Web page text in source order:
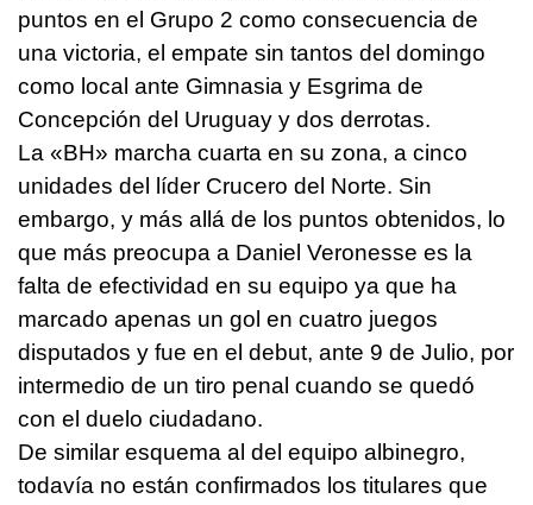
puntos en el Grupo 2 como consecuencia de
una victoria, el empate sin tantos del domingo
como local ante Gimnasia y Esgrima de
Concepción del Uruguay y dos derrotas.
La «BH» marcha cuarta en su zona, a cinco
unidades del líder Crucero del Norte. Sin
embargo, y más allá de los puntos obtenidos, lo
que más preocupa a Daniel Veronesse es la
falta de efectividad en su equipo ya que ha
marcado apenas un gol en cuatro juegos
disputados y fue en el debut, ante 9 de Julio, por
intermedio de un tiro penal cuando se quedó
con el duelo ciudadano.
De similar esquema al del equipo albinegro,
todavía no están confirmados los titulares que